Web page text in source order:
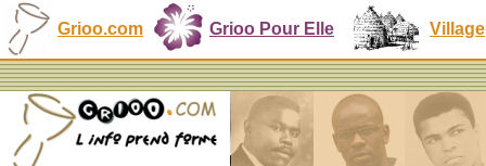
Grioo.com Grioo Pour Elle Village